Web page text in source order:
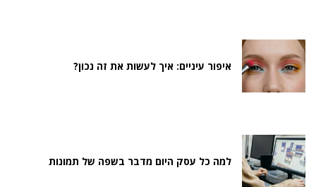
איפור עיניים: איך לעשות את זה נכון?
למה כל עסק היום מדבר בשפה של תמונות